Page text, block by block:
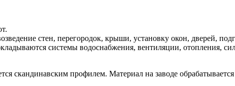
стен, перегородок, крыши, установку окон, дверей,
системы водоснабжения, вентиляции, отопления,
скандинавским профилем. Материал на заводе